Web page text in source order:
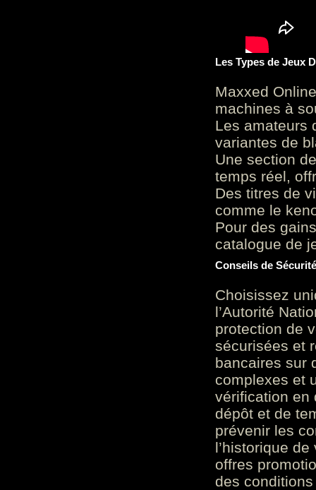
Les Types de Jeux
Maxxed
machines à
Les amateurs
variantes de
Une section
temps réel,
Des titres de
comme le
Pour des
catalogue de
Conseils de
Choisissez
l’Autorité
protection de
sécurisées et
bancaires sur
complexes et
vérification en
dépôt et de
prévenir les
l’historique
offres
des